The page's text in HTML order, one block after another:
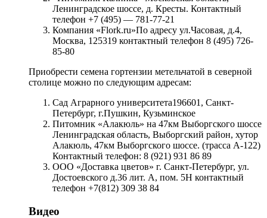
Ленинградское шоссе, д. Кресты. Контактный
телефон +7 (495) — 781-77-21
Компания «Flork.ru»По адресу ул.Часовая, д.4,
Москва, 125319 контактный телефон 8 (495) 726-
85-80
Приобрести семена гортензии метельчатой в северной
столице можно по следующим адресам:
Сад Аграрного университета196601, Санкт-
Петербург, г.Пушкин, Кузьминское
Питомник «Алакюль» на 47км Выборгского шоссе
Ленинградская область, Выборгский район, хутор
Алакюль, 47км Выборгского шоссе. (трасса А-122)
Контактный телефон: 8 (921) 931 86 89
ООО «Доставка цветов» г. Санкт-Петербург, ул.
Достоевского д.36 лит. А, пом. 5Н контактный
телефон +7(812) 309 38 84
Видео